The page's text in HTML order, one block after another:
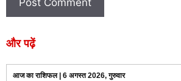
और पढ़ें
आज का राशिफल | 6 अगस्त 2026, गुरुवार